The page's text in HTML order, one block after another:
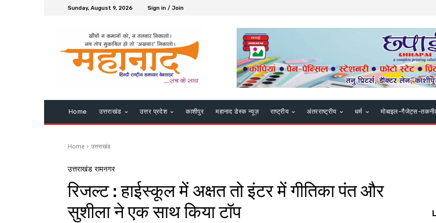
Sunday, August 9, 2026 Sign in / Join
Home उत्तराखंड उत्तर प्रदेश काशीपुर महानाद डेस्क न्यूज़ राष्ट्रीय अंतरराष्ट्रीय धर्म मोबाइल-गैजेट्स-
Home उत्तराखंड
उत्तराखंड रामनगर
रिजल्ट : हाईस्कूल में अक्षत तो इंटर में गीतिका पंत और
सुशीला ने एक साथ किया टॉप